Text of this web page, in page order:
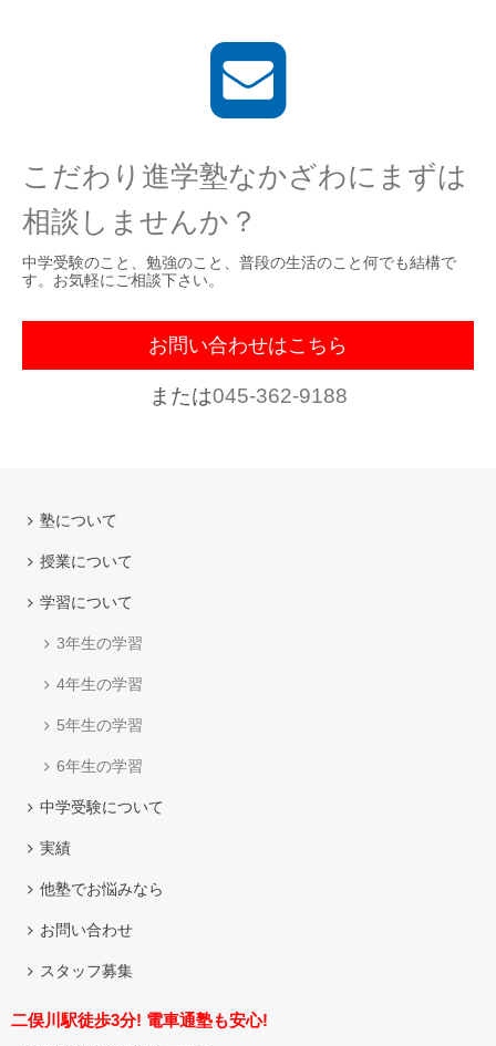
こだわり進学塾なかざわにまずは
相談しませんか？
中学受験のこと、勉強のこと、普段の生活のこと何でも結構で
す。お気軽にご相談下さい。
お問い合わせはこちら
または045-362-9188
塾について
授業について
学習について
3年生の学習
4年生の学習
5年生の学習
6年生の学習
中学受験について
実績
他塾でお悩みなら
お問い合わせ
スタッフ募集
二俣川駅徒歩3分! 電車通塾も安心!